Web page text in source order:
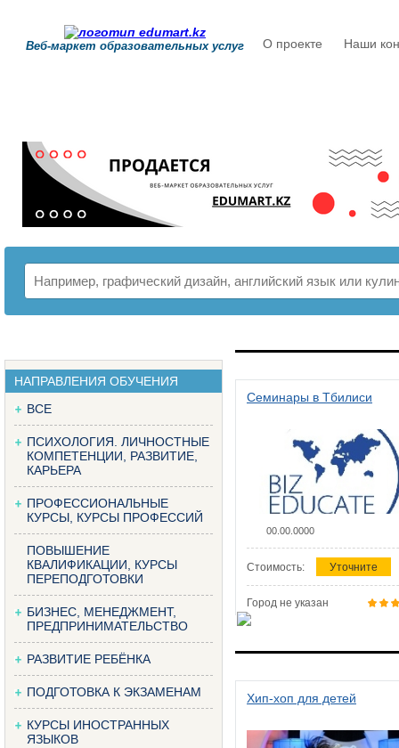
Веб-маркет образовательных услуг О проекте Наши
НАПРАВЛЕНИЯ ОБУЧЕНИЯ
ВСЕ
ПСИХОЛОГИЯ. ЛИЧНОСТНЫЕ
КОМПЕТЕНЦИИ, РАЗВИТИЕ,
КАРЬЕРА
ПРОФЕССИОНАЛЬНЫЕ
КУРСЫ, КУРСЫ ПРОФЕССИЙ
ПОВЫШЕНИЕ
КВАЛИФИКАЦИИ, КУРСЫ
ПЕРЕПОДГОТОВКИ
БИЗНЕС, МЕНЕДЖМЕНТ,
ПРЕДПРИНИМАТЕЛЬСТВО
РАЗВИТИЕ РЕБЁНКА
ПОДГОТОВКА К ЭКЗАМЕНАМ
КУРСЫ ИНОСТРАННЫХ
ЯЗЫКОВ
Семинары в Тбилиси
00.00.0000
Стоимость: Уточните
Город не указан
Хип-хоп для детей